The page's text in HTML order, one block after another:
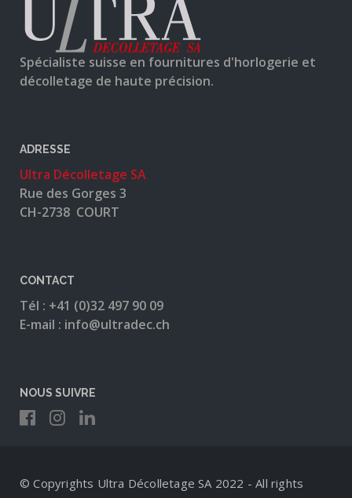
Spécialiste suisse en fournitures d'horlogerie et
décolletage de haute précision.
ADRESSE
Ultra Décolletage SA
Rue des Gorges 3
CH-2738 COURT
CONTACT
Tél : +41 (0)32 497 90 09
E-mail : info@ultradec.ch
NOUS SUIVRE
© Copyrights Ultra Décolletage SA 2022 - All rights